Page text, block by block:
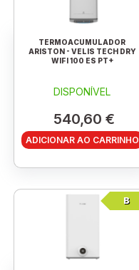
TERMOACUMULADOR
ARISTON - VELIS TECH DRY
WIFI 100 ES PT+
DISPONÍVEL
540,60 €
ADICIONAR AO CARRINHO
B